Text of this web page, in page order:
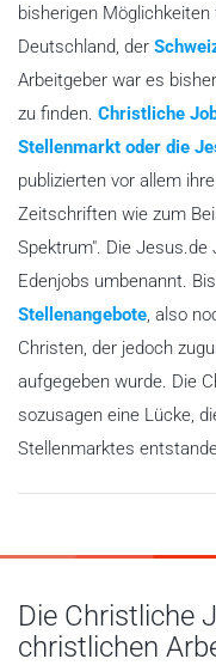
bisherigen
Deutschland, der
Arbeitgeber war es
zu finden. Christliche
Stellenmarkt oder die
publizierten vor allem
Zeitschriften wie zum
Spektrum". Die Jesus.de
Edenjobs umbenannt.
Stellenangebote , also
Christen, der jedoch
aufgegeben wurde. Die
sozusagen eine Lücke,
Stellenmarktes
Die Christliche
christlichen